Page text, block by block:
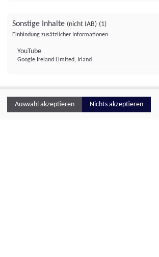
Sonstige Inhalte (nicht IAB) (1)
Einbindung zusätzlicher Informationen
YouTube
Google Ireland Limited, Irland
Auswahl akzeptieren Nichts akzeptieren